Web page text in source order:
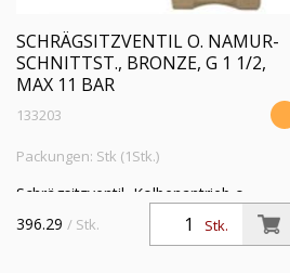
SCHRÄGSITZVENTIL O. NAMUR-
SCHNITTST., BRONZE, G 1 1/2,
MAX 11 BAR
133203
Packungen: Stk (1Stk.)
Schrägsitzventil, Kolbenantrieb o.
NAMUR-Schnittstelle Bronze,
Mediumstemp. -10°C bis 180°C, G 1 1/2,
Stk.
396.29 / Stk.